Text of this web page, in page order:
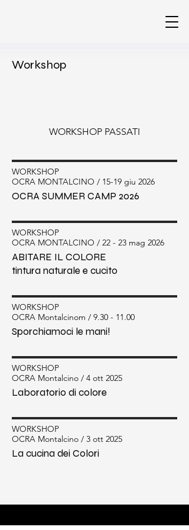
Workshop
WORKSHOP PASSATI
WORKSHOP
OCRA MONTALCINO / 15-19 giu 2026
OCRA SUMMER CAMP 2026
WORKSHOP
OCRA MONTALCINO / 22 - 23 mag 2026
ABITARE IL COLORE
tintura naturale e cucito
WORKSHOP
OCRA Montalcinom / 9.30 - 11.00
Sporchiamoci le mani!
WORKSHOP
OCRA Montalcino / 4 ott 2025
Laboratorio di colore
WORKSHOP
OCRA Montalcino / 3 ott 2025
La cucina dei Colori